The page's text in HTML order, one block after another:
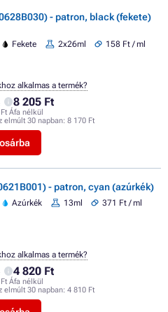
- patron, black (fekete)
Fekete 2x26ml
158 Ft / ml
8 205 Ft
Áfa nélkül
elmúlt 30 napban: 8 170 Ft
alkalmas a termék?
- patron, cyan (azúrkék)
Azúrkék 13ml
371 Ft / ml
4 820 Ft
Áfa nélkül
elmúlt 30 napban: 4 810 Ft
alkalmas a termék?